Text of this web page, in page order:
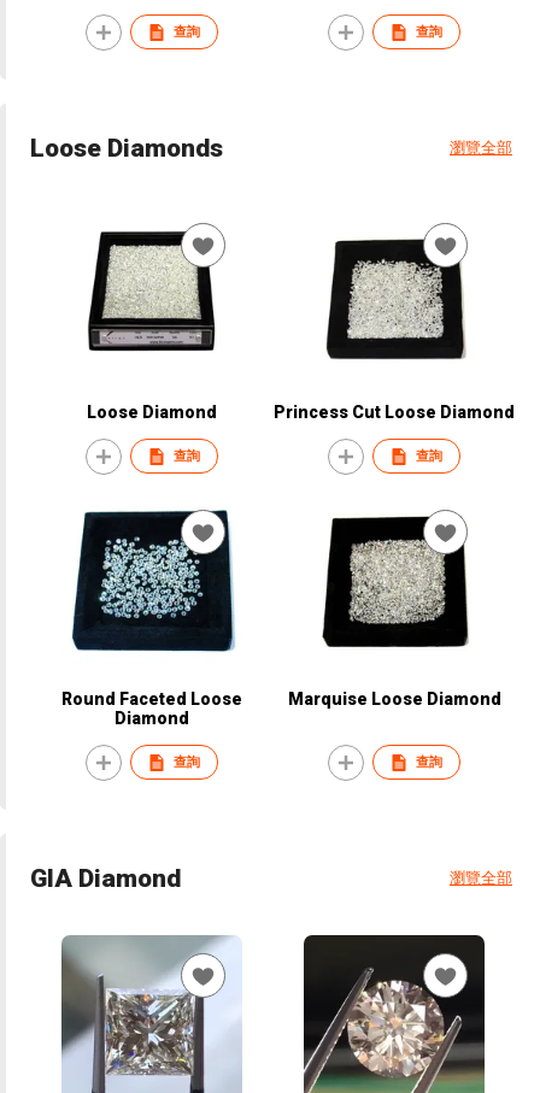
查詢 查詢
Loose Diamonds 瀏覽全部
Loose Diamond
查詢
Princess Cut Loose Diamond
查詢
Round Faceted Loose
Diamond
查詢
Marquise Loose Diamond
查詢
GIA Diamond 瀏覽全部